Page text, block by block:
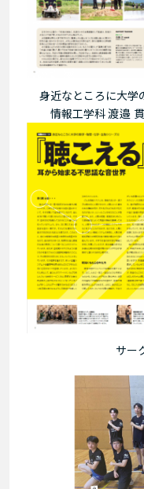
身近なところに大学
情報工学科渡邉
サー